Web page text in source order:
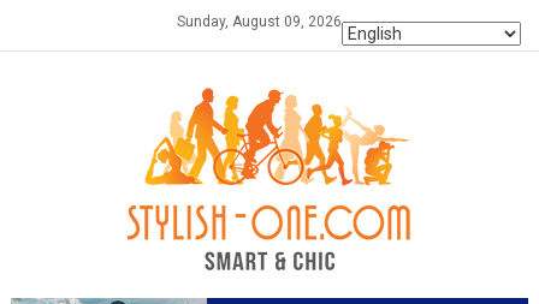
Sunday, August 09, 2026